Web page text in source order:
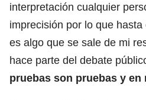
interpretación cualquier
imprecisión por lo que
es algo que se sale de mi
hace parte del debate
pruebas son pruebas y en